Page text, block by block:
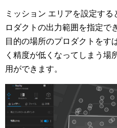
ミッション エリアを設定す
ロダクトの出力範囲を指定で
目的の場所のプロダクトをす
く精度が低くなってしまう場
用ができます。